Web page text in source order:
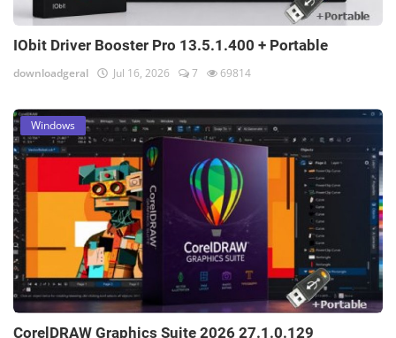
IObit Driver Booster Pro 13.5.1.400 + Portable
downloadgeral Jul 16, 2026 7 69814
Windows
CorelDRAW Graphics Suite 2026 27.1.0.129